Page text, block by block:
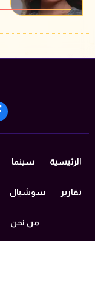
الرئيسية سينما
تقارير سوشيال
من نحن